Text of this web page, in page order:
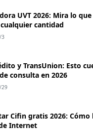
UVT 2026: Mira lo
cantidad
3
y TransUnion: Esto
consulta en 2026
29
Cifin gratis 2026: Cómo
Internet